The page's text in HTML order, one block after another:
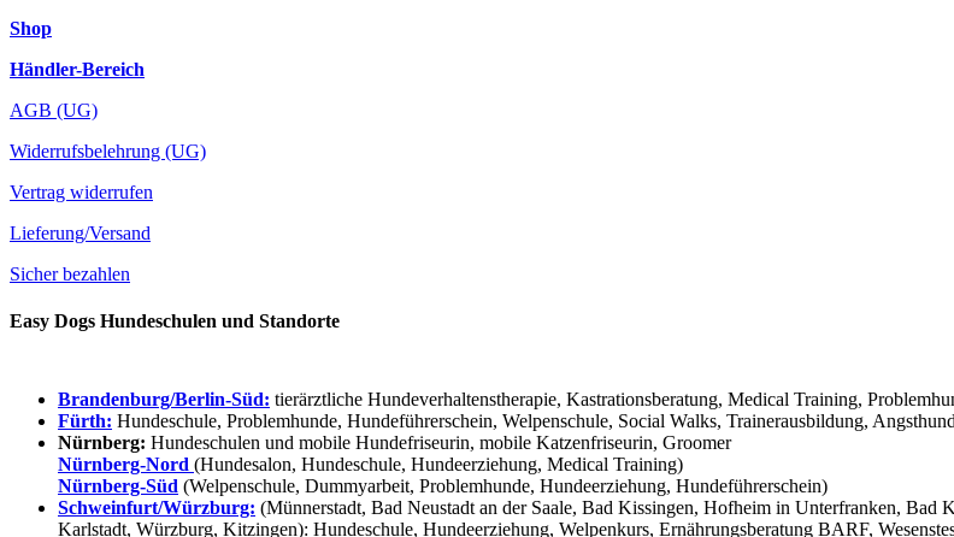
Shop
Händler-Bereich
AGB (UG)
Widerrufsbelehrung (UG)
Vertrag widerrufen
Lieferung/Versand
Sicher bezahlen
Easy Dogs Hundeschulen und Standorte
Brandenburg/Berlin-Süd: tierärztliche Hundeverhaltenstherapie, Kastrationsberatung, Medical Training,
Fürth: Hundeschule, Problemhunde, Hundeführerschein, Welpenschule, Social Walks, Trainerausbildung, Angsthund
Nürnberg: Hundeschulen und mobile Hundefriseurin, mobile Katzenfriseurin, Groomer
Nürnberg-Nord (Hundesalon, Hundeschule, Hundeerziehung, Medical Training)
Nürnberg-Süd (Welpenschule, Dummyarbeit, Problemhunde, Hundeerziehung, Hundeführerschein)
Schweinfurt/Würzburg: (Münnerstadt, Bad Neustadt an der Saale, Bad Kissingen, Hofheim in Unterfranken,
Karlstadt, Würzburg, Kitzingen): Hundeschule, Hundeerziehung, Welpenkurs, Ernährungsberatung BARF,